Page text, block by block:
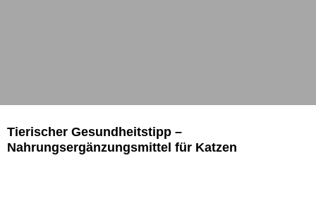
Tierischer Gesundheitstipp –
Nahrungsergänzungsmittel für Katzen